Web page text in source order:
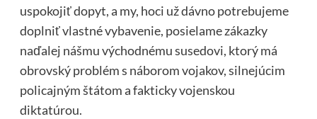
uspokojiť dopyt, a my, hoci už dávno potrebujeme
doplniť vlastné vybavenie, posielame zákazky
naďalej nášmu východnému susedovi, ktorý má
obrovský problém s náborom vojakov, silnejúcim
policajným štátom a fakticky vojenskou
diktatúrou.